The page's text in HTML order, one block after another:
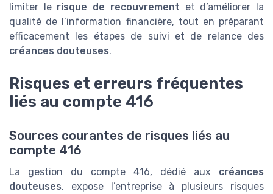
limiter le risque de recouvrement et d’améliorer la
qualité de l’information financière, tout en préparant
efficacement les étapes de suivi et de relance des
créances douteuses.
Risques et erreurs fréquentes
liés au compte 416
Sources courantes de risques liés au
compte 416
La gestion du compte 416, dédié aux créances
douteuses, expose l’entreprise à plusieurs risques